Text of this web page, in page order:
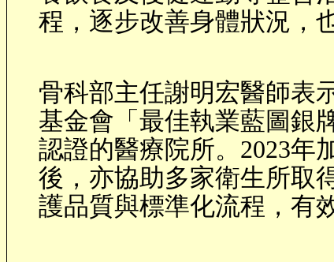
程，逐步改善身體狀況，
骨科部主任謝明宏醫師表
基金會「最佳執業藍圖銀
認證的醫療院所。 2023年
後，亦協助多家衛生所取
護品質與標準化流程，有